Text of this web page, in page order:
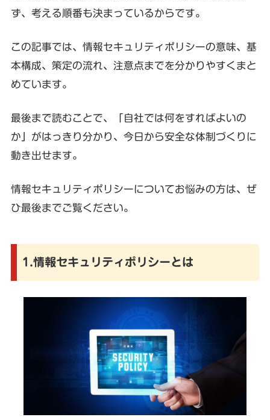
ず、考える順番も決まっているからです。
この記事では、情報セキュリティポリシーの意味、基
本構成、策定の流れ、注意点までを分かりやすくまと
めています。
最後まで読むことで、「自社では何をすればよいの
か」がはっきり分かり、今日から安全な体制づくりに
動き出せます。
情報セキュリティポリシーについてお悩みの方は、ぜ
ひ最後までご覧ください。
1.情報セキュリティポリシーとは